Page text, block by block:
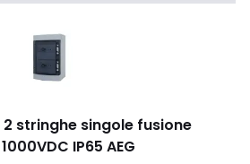
stringhe singole fusione
IP65 AEG